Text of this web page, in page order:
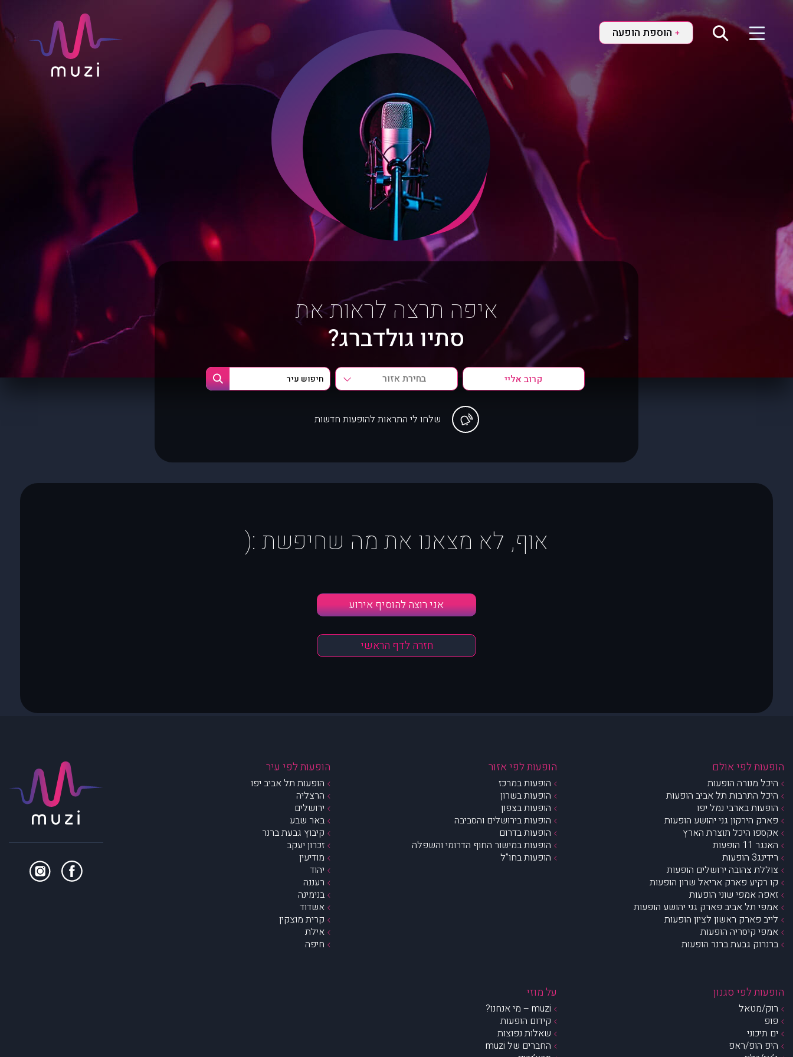
+ הוספת הופעה
איפה תרצה לראות את
סתיו גולדברג?
בחירת אזור
שלחו לי התראות להופעות חדשות
אוף, לא מצאנו את מה שחיפשת :(
אני רוצה להוסיף אירוע
חזרה לדף הראשי
הופעות לפי אולם
היכל מנורה הופעות
היכל התרבות תל אביב הופעות
הופעות בארבי נמל יפו
פארק הירקון גני יהושע הופעות
אקספו היכל תוצרת הארץ
האנגר 11 הופעות
רידינג3 הופעות
צוללת צהובה ירושלים הופעות
קו רקיע פארק אריאל שרון הופעות
זאפה אמפי שוני הופעות
אמפי תל אביב פארק גני יהושע הופעות
לייב פארק ראשון לציון הופעות
אמפי קיסריה הופעות
ברנרוק גבעת ברנר הופעות
הופעות לפי אזור
הופעות במרכז
הופעות בשרון
הופעות בצפון
הופעות בירושלים והסביבה
הופעות בדרום
הופעות במישור החוף הדרומי והשפלה
הופעות בחו”ל
הופעות לפי עיר
הופעות תל אביב יפו
הרצליה
ירושלים
באר שבע
קיבוץ גבעת ברנר
זכרון יעקב
מודיעין
יהוד
רעננה
בנימינה
אשדוד
קרית מוצקין
אילת
חיפה
הופעות לפי סגנון
רוק/מטאל
פופ
ים תיכוני
היפ הופ/ראפ
על מוזי
muzi – מי אנחנו?
קידום הופעות
שאלות נפוצות
החברים של muzi